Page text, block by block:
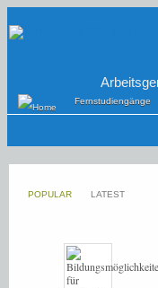
Fernstudiengänge
POPULAR LATEST